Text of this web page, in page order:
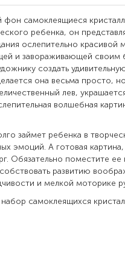
фон самоклеящиеся
ребенка, он
ослепительно красивой
и завораживающей
создать
она весьма просто,
лев,
волшебная
займет ребенка в
эмоций. А готовая
Обязательно поместите
развитию
и мелкой моторике
самоклеящихся